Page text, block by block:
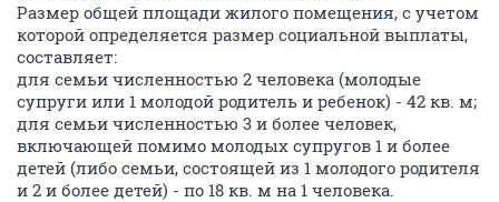
Размер общей площади жилого помещения, с учетом
которой определяется размер социальной выплаты,
составляет:
для семьи численностью 2 человека (молодые
супруги или 1 молодой родитель и ребенок) - 42 кв. м;
для семьи численностью 3 и более человек,
включающей помимо молодых супругов 1 и более
детей (либо семьи, состоящей из 1 молодого родителя
и 2 и более детей) - по 18 кв. м на 1 человека.